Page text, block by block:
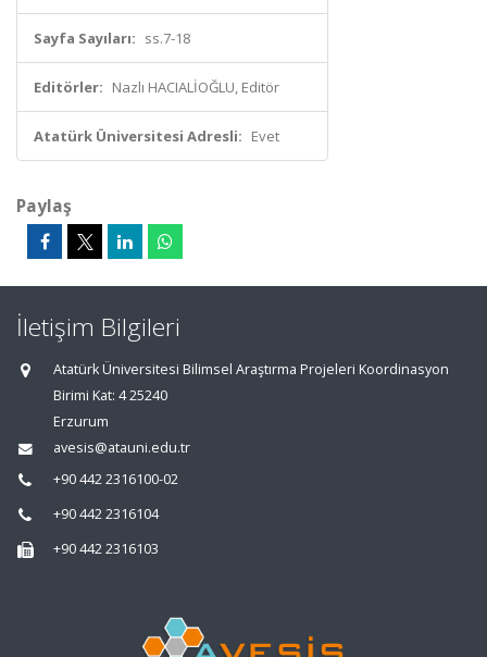
Sayfa Sayıları: ss.7-18
Editörler: Nazlı HACIALİOĞLU, Editör
Atatürk Üniversitesi Adresli: Evet
Paylaş
İletişim Bilgileri
Atatürk Üniversitesi Bilimsel Araştırma Projeleri Koordinasyon
Birimi Kat: 4 25240
Erzurum
avesis@atauni.edu.tr
+90 442 2316100-02
+90 442 2316104
+90 442 2316103